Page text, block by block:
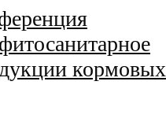
кормовых